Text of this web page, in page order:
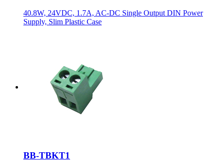
40.8W, 24VDC, 1.7A, AC-DC Single Output DIN Power
Supply, Slim Plastic Case
BB-TBKT1